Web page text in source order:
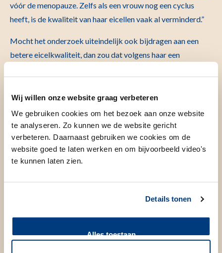
Wij willen onze website graag verbeteren
We gebruiken cookies om het bezoek aan onze website
te analyseren. Zo kunnen we de website gericht
verbeteren. Daarnaast gebruiken we cookies om de
website goed te laten werken en om bijvoorbeeld video's
te kunnen laten zien.
Details tonen
Alles toestaan
vóór de menopauze. Zelfs als een vrouw nog een cyclus
heeft, is de kwaliteit van haar eicellen vaak al verminderd.”
Mocht het onderzoek uiteindelijk ook bijdragen aan een
betere eicelkwaliteit, dan zou dat volgens haar een
Ingrijpen in
verouderingsproces
aandacht. Lopes ziet haar onderzoek juist als een logisch
“Alles in de geneeskunde is in zekere zin sleutelen.